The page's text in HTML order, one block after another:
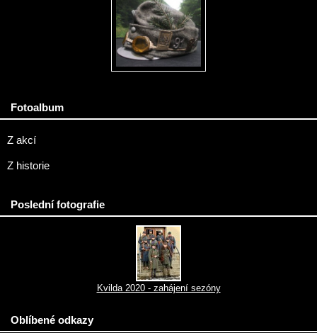
Fotoalbum
Z akcí
Z historie
Poslední fotografie
Kvilda 2020 - zahájení sezóny
Oblíbené odkazy